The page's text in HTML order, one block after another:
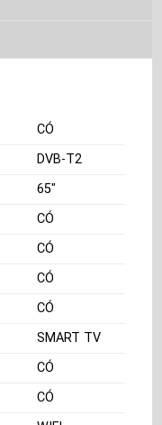
CÓ
DVB-T2
65"
CÓ
CÓ
CÓ
CÓ
SMART TV
CÓ
CÓ